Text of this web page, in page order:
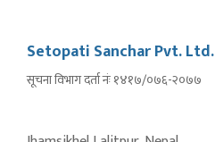
Setopati Sanchar Pvt. Ltd.
सूचना विभाग दर्ता नंः १४१७/०७६-२०७७